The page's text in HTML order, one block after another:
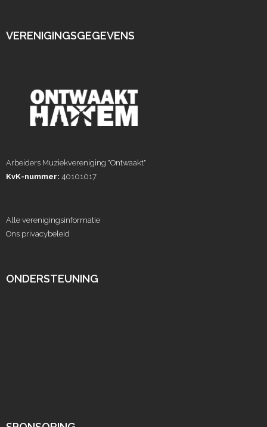
VERENIGINGSGEGEVENS
Arbeiders Muziekvereniging "Ontwaakt"
KvK-nummer: 40101017
Alle verenigingsinformatie
Ons privacybeleid
ONDERSTEUNING